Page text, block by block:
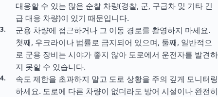
대응할 수 있는 많은 순찰 차량(경찰, 군, 구급차 및 기타 긴
급 대응 차량)이 있기 때문입니다.
군용 차량에 접근하거나 그 이동 경로를 촬영하지 마세요.
첫째, 우크라이나 법률로 금지되어 있으며, 둘째, 일반적으
로 군용 장비는 시야가 좋지 않아 도로에서 운전자를 발견하
지 못할 수 있습니다.
속도 제한을 초과하지 말고 도로 상황을 주의 깊게 모니터링
하세요. 도로에 다른 차량이 없더라도 방어 시설이나 완전히